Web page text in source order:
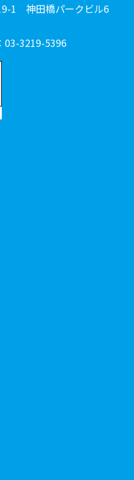
1 神田橋パークビル6
03-3219-5396